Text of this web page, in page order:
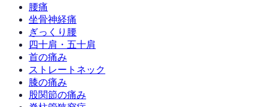
腰痛
坐骨神経痛
ぎっくり腰
四十肩・五十肩
首の痛み
ストレートネック
膝の痛み
股関節の痛み